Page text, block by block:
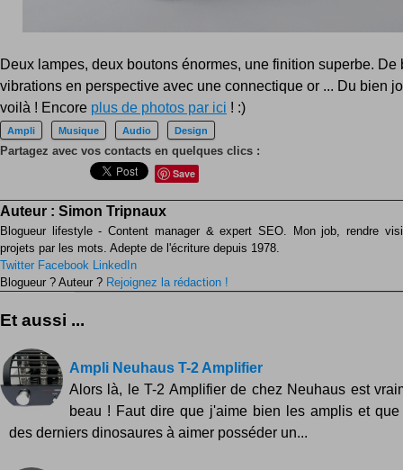
Deux lampes, deux boutons énormes, une finition superbe. De
vibrations en perspective avec une connectique or ... Du bien
voilà ! Encore plus de photos par ici ! :)
Ampli Musique Audio Design
Partagez avec vos contacts en quelques clics :
Save
Auteur : Simon Tripnaux
Blogueur lifestyle - Content manager & expert SEO. Mon job, rendre
projets par les mots. Adepte de l'écriture depuis 1978.
Twitter Facebook LinkedIn
Blogueur ? Auteur ? Rejoignez la rédaction !
Et aussi ...
Ampli Neuhaus T-2 Amplifier
Alors là, le T-2 Amplifier de chez Neuhaus est
beau ! Faut dire que j'aime bien les amplis et
des derniers dinosaures à aimer posséder un...